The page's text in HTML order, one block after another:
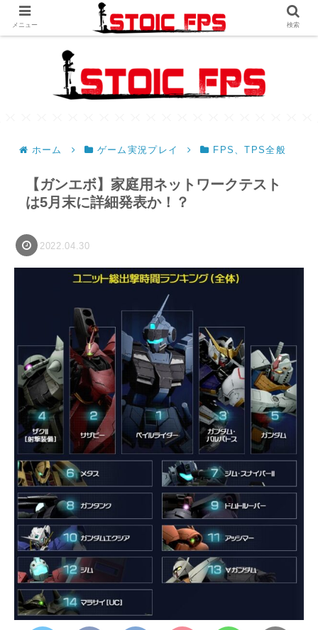
ホーム ゲーム実況プレイ FPS、TPS全般
【ガンエボ】家庭用ネットワークテスト
は5月末に詳細発表か！？
2022.04.30
メニュー 検索